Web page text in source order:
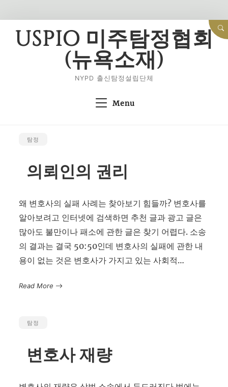
USPIO 미주탐정협회
(뉴욕소재)
NYPD 출신탐정설립단체
Menu
탐정
의뢰인의 권리
왜 변호사의 실패 사례는 찾아보기 힘들까? 변호사를
알아보려고 인터넷에 검색하면 추천 글과 광고 글은
많아도 불만이나 패소에 관한 글은 찾기 어렵다. 소송
의 결과는 결국 50:50인데 변호사의 실패에 관한 내
용이 없는 것은 변호사가 가지고 있는 사회적…
Read More
탐정
변호사 재량